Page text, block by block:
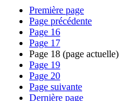
Première page
Page précédente
Page 16
Page 17
Page 18 (page actuelle)
Page 19
Page 20
Page suivante
Dernière page